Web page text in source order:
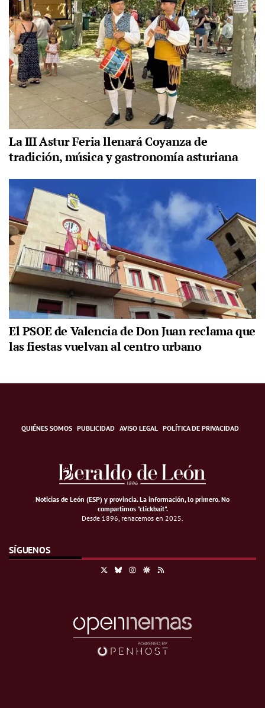
La III Astur Feria llenará Coyanza de
tradición, música y gastronomía asturiana
El PSOE de Valencia de Don Juan reclama que
las fiestas vuelvan al centro urbano
QUIÉNES SOMOS PUBLICIDAD AVISO LEGAL POLÍTICA DE PRIVACIDAD
Noticias de León (ESP) y provincia. La información, lo primero.No
compartimos "clickbait".
Desde 1896, renacemos en 2025.
SÍGUENOS
BlueskyInstagramGoogle Discover